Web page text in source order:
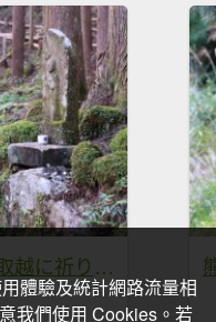
熊野参詣道中辺路：雲取越に祈りは続く
體驗及統計網路流量相
我們使用 Cookies。若